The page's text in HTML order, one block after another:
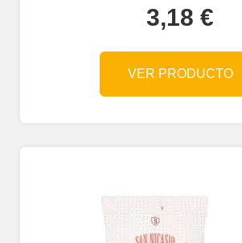
3,18 €
VER PRODUCTO